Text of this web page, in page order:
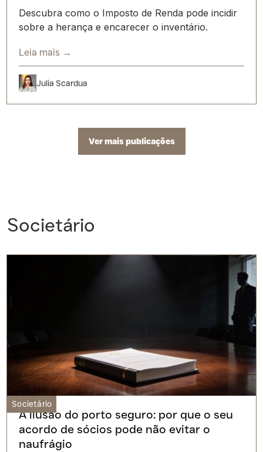
Descubra como o Imposto de Renda pode incidir
sobre a herança e encarecer o inventário.
Leia mais →
Julia Scardua
Ver mais publicações
Societário
Societário
A ilusão do porto seguro: por que o seu
acordo de sócios pode não evitar o
naufrágio